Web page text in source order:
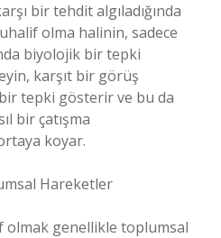
bir tehdit algıladığında
olma halinin, sadece
biyolojik bir tepki
karşıt bir görüş
tepki gösterir ve bu da
bir çatışma
koyar.
Hareketler
olmak genellikle toplumsal